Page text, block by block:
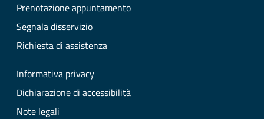
Prenotazione appuntamento
Segnala disservizio
Richiesta di assistenza
Informativa privacy
Dichiarazione di accessibilità
Note legali